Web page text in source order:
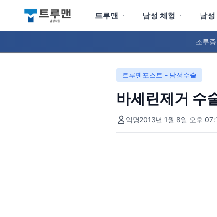
트루맨 남성의원
트루맨 남성 체형 남
조루증
트루맨포스트 - 남성수술
바세린제거 수
익명2013년 1월 8일 오후